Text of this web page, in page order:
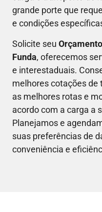
grande porte que
e condições
Solicite seu
Funda, oferecemos
e interestaduais.
melhores cotações
as melhores rotas e
acordo com a carga a
Planejamos e
suas preferências de
conveniência e